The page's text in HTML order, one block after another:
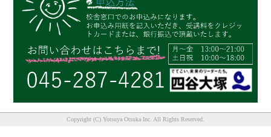
Copyright (C) Yotsuya Otsuka Inc. All Rights Reserved.